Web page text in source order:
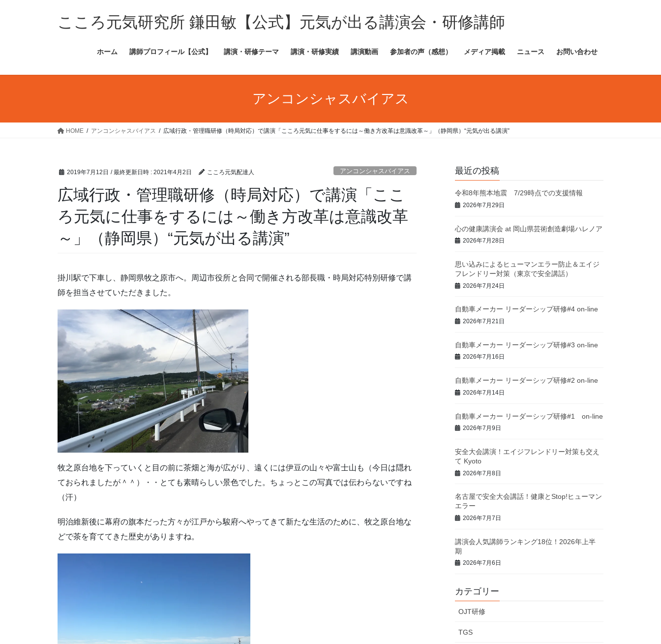
ス
ン
こころ元気研究所 鎌田敏【公式】元気が出る講演会・研修講師
ホーム 講師プロフィール【公式】 講演・研修テーマ 講演・研修実績 講演動画 参加者の声（感想） メディア掲載 ニュース お問い合わせ
アンコンシャスバイアス
HOME アンコンシャスバイアス 広域行政・管理職研修（時局対応）で講演「こころ元気に仕事をするには～働き方改革は意識改革～」（静岡県）“元気が出る講演”
2019年7月12日 / 最終更新日時 : 2021年4月2日 こころ元気配達人 アンコンシャスバイアス
広域行政・管理職研修（時局対応）で講演「ここ
ろ元気に仕事をするには～働き方改革は意識改革
～」（静岡県）“元気が出る講演”
掛川駅で下車し、静岡県牧之原市へ。周辺市役所と合同で開催される部長職・時局対応特別研修で講
師を担当させていただきました。
牧之原台地を下っていくと目の前に茶畑と海が広がり、遠くには伊豆の山々や富士山も（今日は隠れ
ておられましたが＾＾）・・とても素晴らしい景色でした。ちょっとこの写真では伝わらないですね
（汗）
明治維新後に幕府の旗本だった方々が江戸から駿府へやってきて新たな生活のために、牧之原台地な
どで茶を育ててきた歴史がありますね。
最近の投稿
令和8年熊本地震 7/29時点での支援情報
2026年7月29日
心の健康講演会 at 岡山県芸術創造劇場ハレノア
2026年7月28日
思い込みによるヒューマンエラー防止＆エイジ
フレンドリー対策（東京で安全講話）
2026年7月24日
自動車メーカー リーダーシップ研修#4 on-line
2026年7月21日
自動車メーカー リーダーシップ研修#3 on-line
2026年7月16日
自動車メーカー リーダーシップ研修#2 on-line
2026年7月14日
自動車メーカー リーダーシップ研修#1 on-line
2026年7月9日
安全大会講演！エイジフレンドリー対策も交え
て Kyoto
2026年7月8日
名古屋で安全大会講話！健康とStop!ヒューマン
エラー
2026年7月7日
講演会人気講師ランキング18位！2026年上半
期
2026年7月6日
カテゴリー
OJT研修
TGS